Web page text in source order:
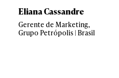
Eliana Cassandre
Gerente de Marketing,
Grupo Petrópolis | Brasil